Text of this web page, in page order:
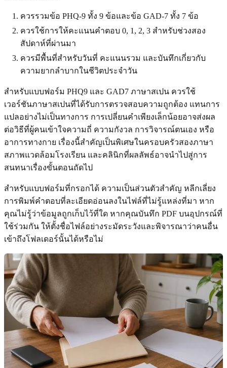
ควรรวมข้อ PHQ-9 ทั้ง 9 ข้อและข้อ GAD-7 ทั้ง 7 ข้อ
ควรใช้การให้คะแนนคำตอบ 0, 1, 2, 3 สำหรับช่วงสอง
สัปดาห์ที่ผ่านมา
ควรมีพื้นที่สำหรับวันที่ คะแนนรวม และบันทึกเกี่ยวกับ
ความยากลำบากในชีวิตประจำวัน
สำหรับแบบฟอร์ม PHQ9 และ GAD7 ภาษาสเปน ควรใช้
เวอร์ชันภาษาสเปนที่ได้รับการตรวจสอบความถูกต้อง แทนการ
แปลอย่างไม่เป็นทางการ การเปลี่ยนคำเพียงเล็กน้อยอาจส่งผล
ต่อวิธีที่ผู้คนเข้าใจความถี่ ความกังวล การวิจารณ์ตนเอง หรือ
อาการทางกาย เรื่องนี้สำคัญเป็นพิเศษในครอบครัวสองภาษา
สภาพแวดล้อมโรงเรียน และคลินิกที่ผลลัพธ์อาจนำไปสู่การ
สนทนาเรื่องขั้นตอนถัดไป
สำหรับแบบฟอร์มที่กรอกได้ ความเป็นส่วนตัวสำคัญ หลีกเลี่ยง
การพิมพ์คำตอบที่ละเอียดอ่อนลงในไฟล์ที่ไม่รู้แหล่งที่มา หาก
คุณไม่รู้ว่าข้อมูลถูกเก็บไว้ที่ใด หากคุณบันทึก PDF บนอุปกรณ์ที่
ใช้ร่วมกัน ให้ตั้งชื่อไฟล์อย่างระมัดระวังและพิจารณาว่าคนอื่น
เข้าถึงโฟลเดอร์นั้นได้หรือไม่